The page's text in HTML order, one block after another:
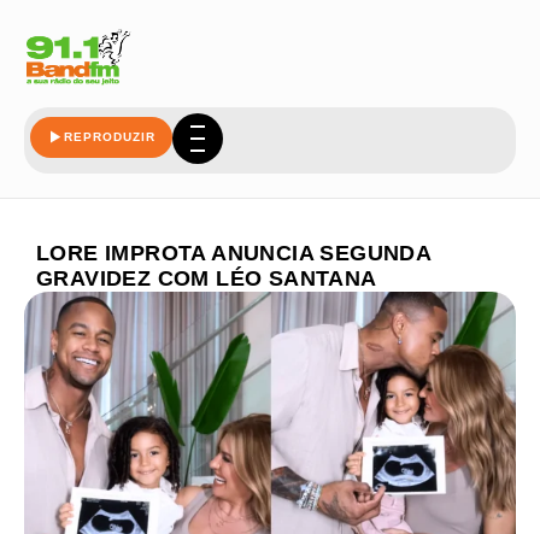
REPRODUZIR
LORE IMPROTA ANUNCIA SEGUNDA
GRAVIDEZ COM LÉO SANTANA